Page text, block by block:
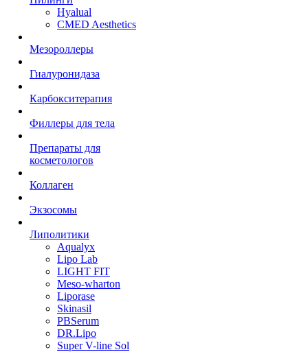
Hyalual
CMED Aesthetics
Мезороллеры
Гиалуронидаза
Карбокситерапия
Филлеры для тела
Препараты для
косметологов
Коллаген
Экзосомы
Липолитики
Aqualyx
Lipo Lab
LIGHT FIT
Meso-wharton
Liporase
Skinasil
PBSerum
DR.Lipo
Super V-line Sol